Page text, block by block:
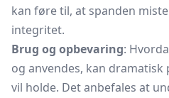
kan føre til, at spanden
integritet.
Brug og opbevaring:
og anvendes, kan
vil holde. Det anbefales at